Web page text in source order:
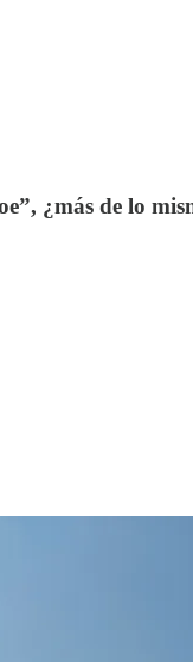
¿más de lo